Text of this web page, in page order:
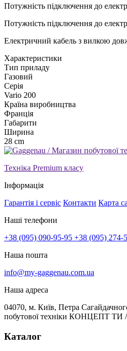
Потужність підключення до
Потужність підключення до
Електричний кабель з вилкою
Xарактеристики
Тип приладу
Газовий
Серія
Vario 200
Країна виробництва
Франція
Габарити
Ширина
28 cm
Техніка Premium класу
Інформація
Гарантія і сервіс Контакти Карта
Наші телефони
+38 (095) 090-95-95 +38 (095) 274-
Наша пошта
info@my-gaggenau.com.ua
Наша адреса
04070, м. Київ, Петра
побутової техніки КОНЦЕПТ
Каталог